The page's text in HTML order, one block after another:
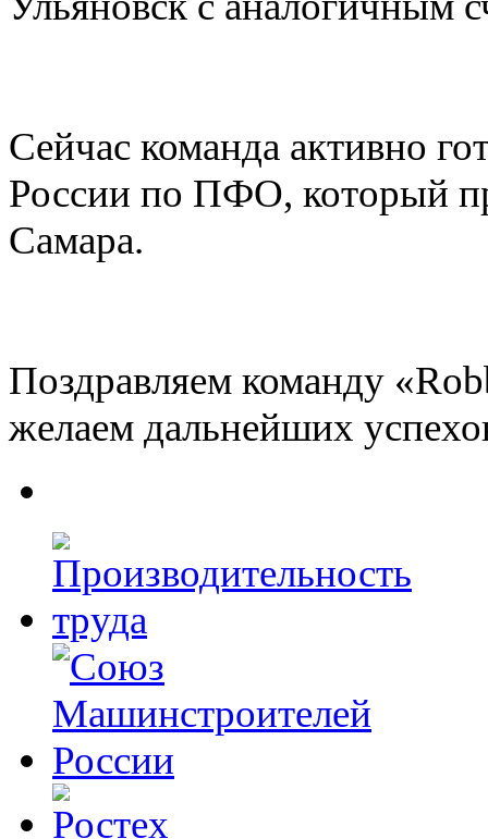
Сейчас команда активно
России по ПФО, который
Самара.
Поздравляем команду
желаем дальнейших